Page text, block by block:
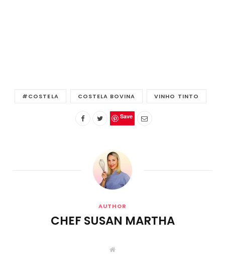
#COSTELA COSTELA BOVINA VINHO TINTO
Save
AUTHOR
CHEF SUSAN MARTHA
W